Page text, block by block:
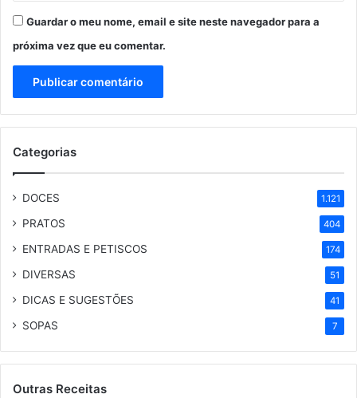
Guardar o meu nome, email e site neste navegador para a
próxima vez que eu comentar.
Categorias
DOCES 1.121
PRATOS 404
ENTRADAS E PETISCOS 174
DIVERSAS 51
DICAS E SUGESTÕES 41
SOPAS 7
Outras Receitas